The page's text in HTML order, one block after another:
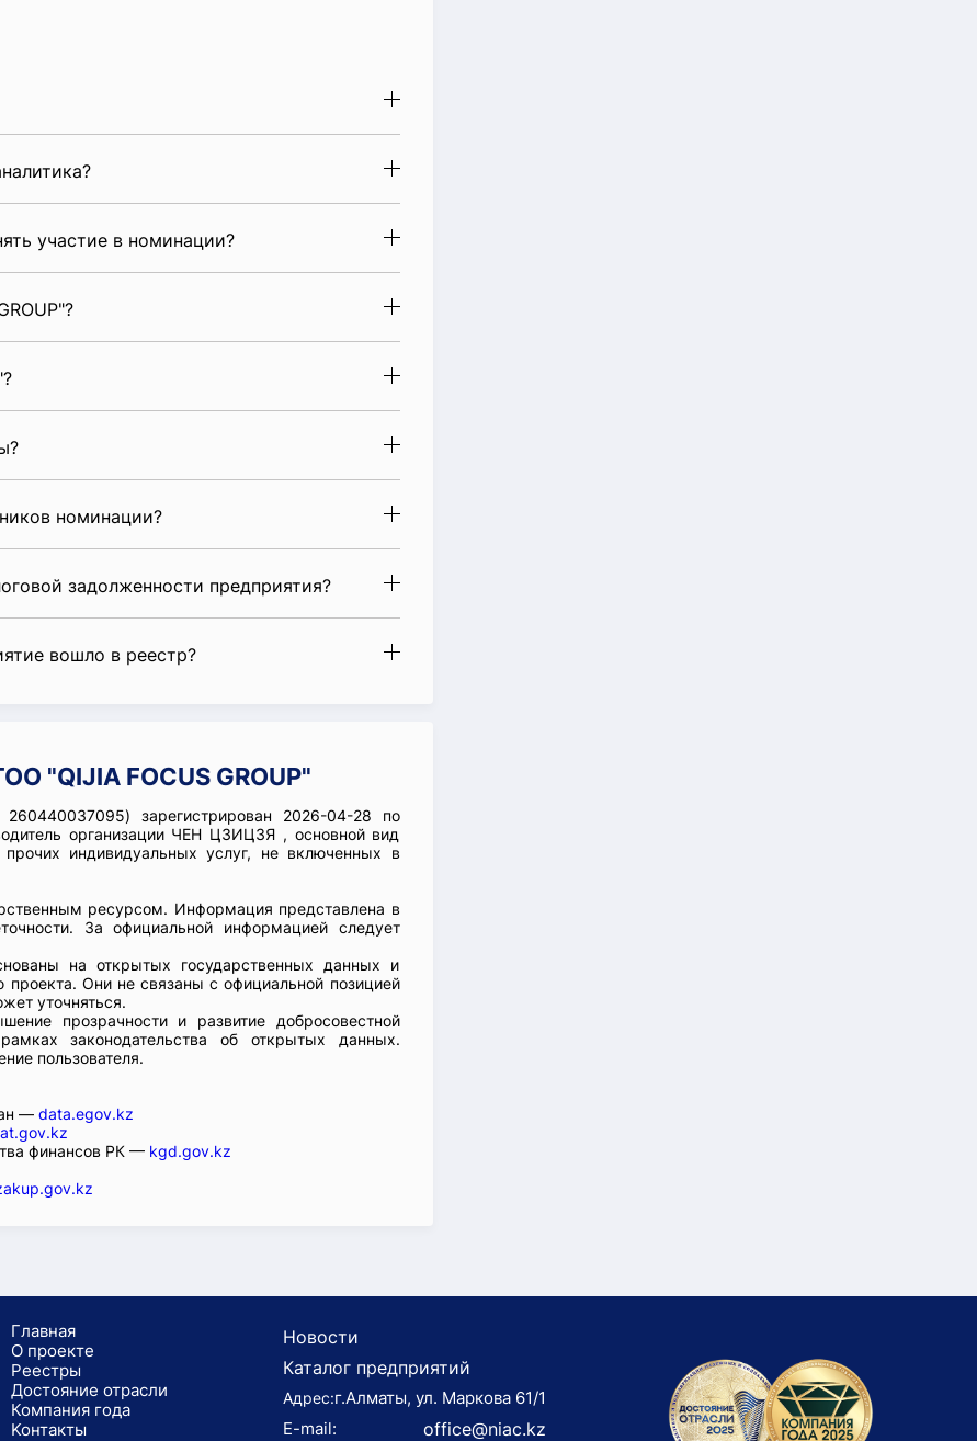
участие в номинации?
номинации?
задолженности предприятия?
вошло в реестр?
"QIJIA FOCUS GROUP"
зарегистрирован 2026-04-28 по
организации ЧЕН ЦЗИЦЗЯ , основной вид
индивидуальных услуг, не включенных в
ресурсом. Информация представлена в
За официальной информацией следует
на открытых государственных данных и
Они не связаны с официальной позицией
уточняться.
прозрачности и развитие добросовестной
законодательства об открытых данных.
пользователя.
— data.egov.kz
финансов РК — kgd.gov.kz
Главная
О проекте
Реестры
Достояние отрасли
Компания года
Koнтaкты
Новости
Каталог предприятий
Адрес:г.Алматы, ул. Маркова 61/1
E-mail:
office@niac.kz